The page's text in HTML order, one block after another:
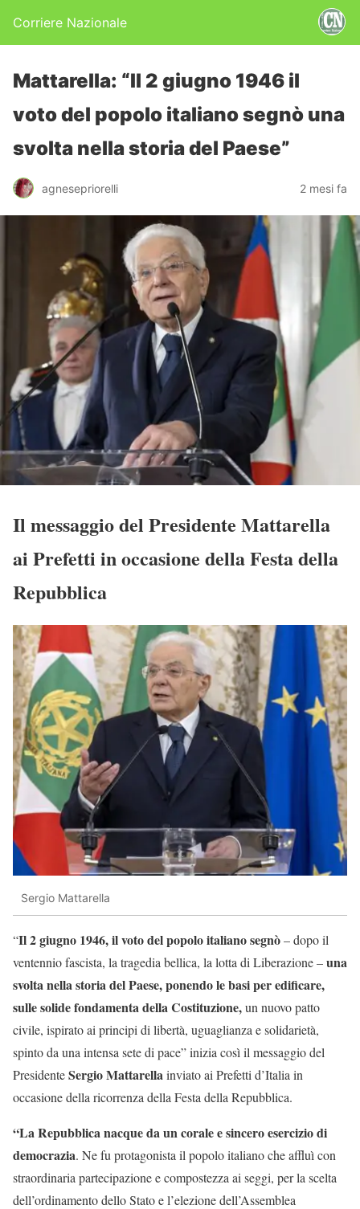
Corriere Nazionale
Mattarella: “Il 2 giugno 1946 il
voto del popolo italiano segnò una
svolta nella storia del Paese”
agnesepriorelli 2 mesi fa
Il messaggio del Presidente Mattarella
ai Prefetti in occasione della Festa della
Repubblica
Sergio Mattarella
“Il 2 giugno 1946, il voto del popolo italiano segnò– dopo il
ventennio fascista, la tragedia bellica, la lotta di Liberazione –una
svolta nella storia del Paese, ponendo le basi per edificare,
sulle solide fondamenta della Costituzione,un nuovo patto
civile, ispirato ai principi di libertà, uguaglianza e solidarietà,
spinto da una intensa sete di pace” inizia così il messaggio del
PresidenteSergio Mattarella inviato ai Prefetti d’Italia in
occasione della ricorrenza della Festa della Repubblica.
“La Repubblica nacque da un corale e sincero esercizio di
democrazia. Ne fu protagonista il popolo italiano che affluì con
straordinaria partecipazione e compostezza ai seggi, per la scelta
dell’ordinamento dello Stato e l’elezione dell’Assemblea